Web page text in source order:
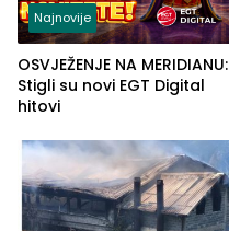
Najnovije
OSVJEŽENJE NA MERIDIANU:
Stigli su novi EGT Digital
hitovi